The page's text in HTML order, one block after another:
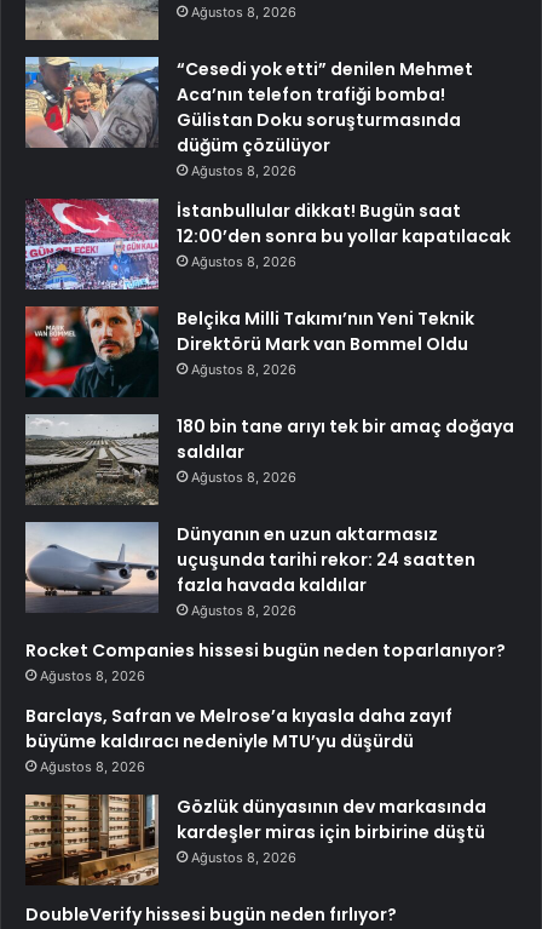
Ağustos 8, 2026
“Cesedi yok etti” denilen Mehmet
Aca’nın telefon trafiği bomba!
Gülistan Doku soruşturmasında
düğüm çözülüyor
Ağustos 8, 2026
İstanbullular dikkat! Bugün saat
12:00’den sonra bu yollar kapatılacak
Ağustos 8, 2026
Belçika Milli Takımı’nın Yeni Teknik
Direktörü Mark van Bommel Oldu
Ağustos 8, 2026
180 bin tane arıyı tek bir amaç doğaya
saldılar
Ağustos 8, 2026
Dünyanın en uzun aktarmasız
uçuşunda tarihi rekor: 24 saatten
fazla havada kaldılar
Ağustos 8, 2026
Rocket Companies hissesi bugün neden toparlanıyor?
Ağustos 8, 2026
Barclays, Safran ve Melrose’a kıyasla daha zayıf
büyüme kaldıracı nedeniyle MTU’yu düşürdü
Ağustos 8, 2026
Gözlük dünyasının dev markasında
kardeşler miras için birbirine düştü
Ağustos 8, 2026
DoubleVerify hissesi bugün neden fırlıyor?